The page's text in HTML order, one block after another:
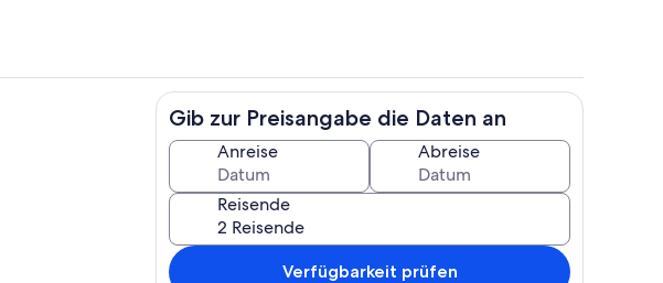
Wohnbereich
Gib zur Preisangabe die Daten an
Anreise Abreise
Reisende
Verfügbarkeit prüfen